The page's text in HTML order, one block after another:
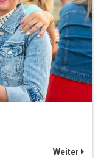
Weiter